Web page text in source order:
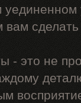
- это не